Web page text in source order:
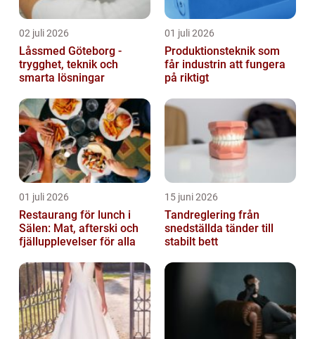
02 juli 2026
Låssmed Göteborg -
trygghet, teknik och
smarta lösningar
01 juli 2026
Produktionsteknik som
får industrin att fungera
på riktigt
01 juli 2026
Restaurang för lunch i
Sälen: Mat, afterski och
fjällupplevelser för alla
15 juni 2026
Tandreglering från
snedställda tänder till
stabilt bett